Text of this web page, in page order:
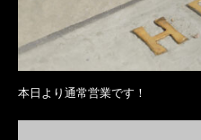
本日より通常営業です！